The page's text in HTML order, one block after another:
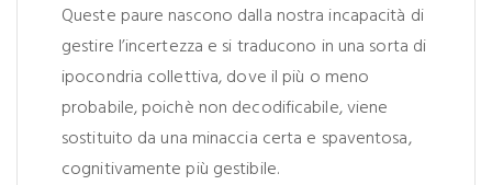
Queste paure nascono dalla nostra incapacità di
gestire l’incertezza e si traducono in una sorta di
ipocondria collettiva, dove il più o meno
probabile, poichè non decodificabile, viene
sostituito da una minaccia certa e spaventosa,
cognitivamente più gestibile.